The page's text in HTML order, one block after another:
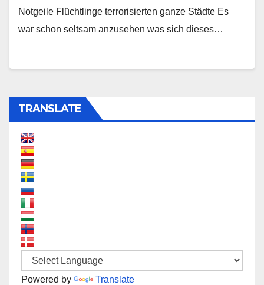
Notgeile Flüchtlinge terrorisierten ganze Städte Es
war schon seltsam anzusehen was sich dieses…
TRANSLATE
Powered by Translate